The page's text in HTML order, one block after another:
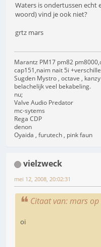
Waters is ondertussen echt
woord) vind je ook niet?
grtz mars
Marantz PM17 pm82
cap151,naim nait 5i
Sugden Mystro , octave ,
belachelijk veel bekabeling.
nu;
Valve Audio Predator
mc-sytems
Rega CDP
denon
Oyaida , furutech , pink faun
vielzweck
mei 12, 2008, 20:02:31
Citaat van: mars
oi